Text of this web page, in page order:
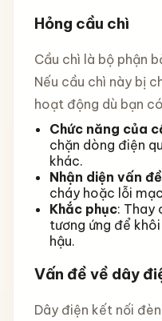
Hỏng cầu chì
Cầu chì là bộ phận
Nếu cầu chì này bị
hoạt động dù bạn
Chức năng của
chặn dòng điện
khác.
Nhận diện vấn đề
cháy hoặc lỗi
Khắc phục: Thay
tương ứng để
hậu.
Vấn đề về dây
Dây điện kết nối